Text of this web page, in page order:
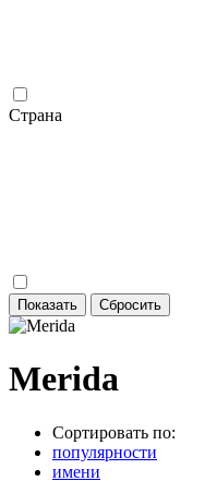
Страна
Merida
Сортировать по:
популярности
имени